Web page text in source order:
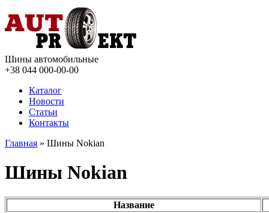
Шины автомобильные
+38 044 000-00-00
Каталог
Новости
Статьи
Контакты
Главная » Шины Nokian
Шины Nokian
Название